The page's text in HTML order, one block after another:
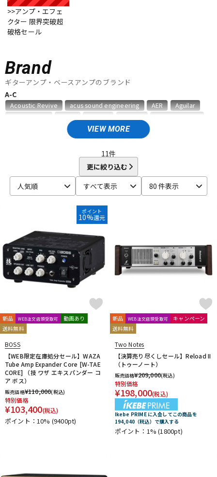
ドラム
キーボード
エフェクター
配信/ライブ機器
中古 ヴィンテージ
>>アンプ・エフェ
クター 限界突破超
破格セール
Brand
ギターアンプ・ベースアンプのブランド
VIEW MORE
A-C
Acoustic Revive acus sound engineering AER
Aguilar
BAGEND BELDEN Benson Amps
BOSS CAJ Carr
Danelectro Darkglass Electronics Demeter
Diezel
Divided by 13
Dr.Z DV MARK EBS
Effects Bakery
Fluid Audio
FRIEDMAN FRYETTE
FURMAN
G-M
GALLIEN-KRUEGER GATOR Gibson
GR Bass
Henriksen Amplifiers
HIWATT HOTONE
Hughes&Kettner
Ibanez
IK Multimedia
Mercury MAGNETICS
MONSTER CABLE
Montreux
MOOER
Morgan Amplification
N-R
Neural DSP NIKKO Noah’sark NUX Orange
ORB
Oyaide
P.R.S. Palmer Pearl PEAVEY
PJB（Phil Jones Bass）
Pocket Amp
POLYTONE
Positive Grid
Providence PULSE REVV
S-T
SANWA SUPPLY
shin’s music
SHINOS amplifier company Ltd.
Soldano
String Driver
SYNERGY tc electronic
TECH21
Udo Roesner Amps
11件
更に絞り込む
人気順
すべて表示 80 件表示
ポイント
10%還元
新品 WEB注文店頭受取可
動画あり
送料無料
BOSS
【WEB限定在庫処分セール】WAZA
Tube Amp Expander Core [W-TAE
CORE] （技 ワザ エキスパンダー コ
ア ボス）
販売価格¥110,000(税込)
特別価格
¥103,400(税込)
ポイント：10% (9400pt)
新品 WEB注文店頭受取可
キャンペーン
送料無料
Two Notes
【決算売り尽くしセール】Reload II
（トゥーノート）
販売価格¥209,000(税込)
特別価格
¥198,000(税込)
Ikebe PRIME に入会してこの商品を
194,040（税込）で購入する
ポイント：1%(1800pt)